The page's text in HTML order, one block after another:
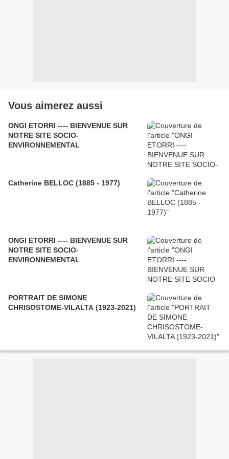
Vous aimerez aussi
ONGI ETORRI ---- BIENVENUE SUR
NOTRE SITE SOCIO-
ENVIRONNEMENTAL
Catherine BELLOC (1885 - 1977)
ONGI ETORRI ---- BIENVENUE SUR
NOTRE SITE SOCIO-
ENVIRONNEMENTAL
PORTRAIT DE SIMONE
CHRISOSTOME-VILALTA (1923-2021)